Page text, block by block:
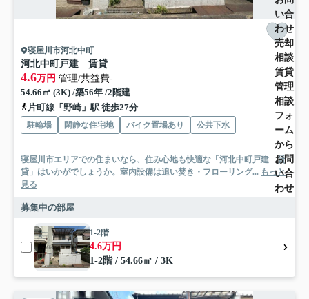
い合
わせ
売却
相談
賃貸
管理
相談
フォ
ーム
から
お問
い合
わせ
寝屋川市河北中町
河北中町戸建 賃貸
4.6万円 管理/共益費-
54.66㎡ (3K) /築56年 /2階建
片町線「野崎」駅 徒歩27分
駐輪場 閑静な住宅地 バイク置場あり 公共下水
寝屋川市エリアでの住まいなら、住み心地も快適な「河北中町戸建 賃
貸」はいかがでしょうか。室内設備は追い焚き・フローリング... もっと
見る
募集中の部屋
1-2階
4.6万円
1-2階 / 54.66㎡ / 3K